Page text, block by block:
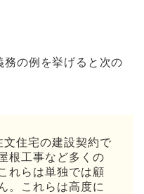
の例を挙げると次の
文住宅の建設契約で
根工事など多くの
れらは単独では顧
。これらは高度に